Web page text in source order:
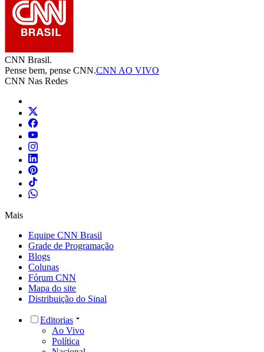
CNN Brasil.
Pense bem, pense CNN.CNN AO VIVO
CNN Nas Redes
Mais
Equipe CNN Brasil
Grade de Programação
Blogs
Colunas
Fórum CNN
Mapa do site
Distribuição do Sinal
Editorias
Ao Vivo
Política